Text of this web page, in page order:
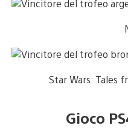
Star Wars: Tales
Gioco